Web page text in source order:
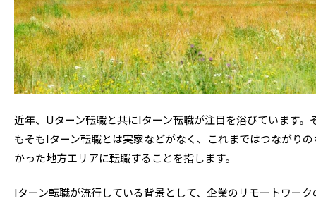
近年、Uターン転職と共にIターン転職が注目を浴びています。
もそもIターン転職とは実家などがなく、これまではつながりの
かった地方エリアに転職することを指します。
Iターン転職が流行している背景として、企業のリモートワーク